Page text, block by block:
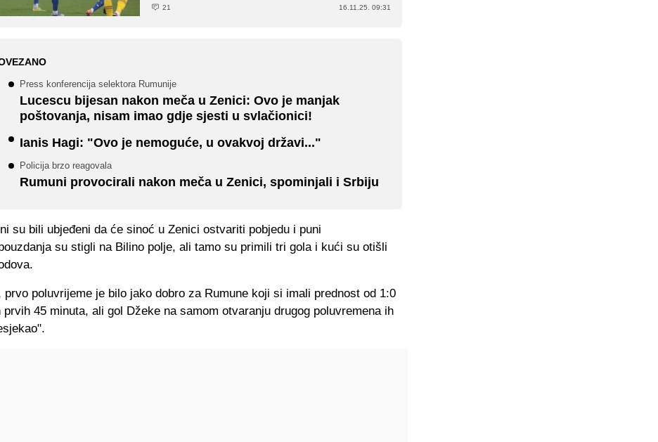
21 16.11.25. 09:31
Press konferencija selektora Rumunije
Lucescu bijesan nakon meča u Zenici: Ovo je manjak
poštovanja, nisam imao gdje sjesti u svlačionici!
Ianis Hagi: "Ovo je nemoguće, u ovakvoj državi..."
Policija brzo reagovala
Rumuni provocirali nakon meča u Zenici, spominjali i Srbiju
su bili ubjeđeni da će sinoć u Zenici ostvariti pobjedu i puni
su stigli na Bilino polje, ali tamo su primili tri gola i kući su otišli
prvo poluvrijeme je bilo jako dobro za Rumune koji si imali prednost od 1:0
prvih 45 minuta, ali gol Džeke na samom otvaranju drugog poluvremena ih